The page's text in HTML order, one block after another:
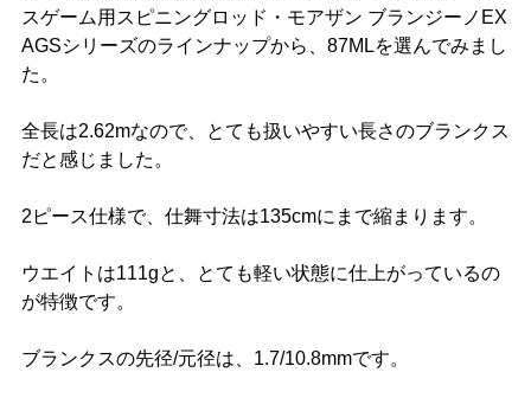
スゲーム用スピニングロッド・モアザン ブランジーノEX
AGSシリーズのラインナップから、87MLを選んでみまし
た。
全長は2.62mなので、とても扱いやすい長さのブランクス
だと感じました。
2ピース仕様で、仕舞寸法は135cmにまで縮まります。
ウエイトは111gと、とても軽い状態に仕上がっているの
が特徴です。
ブランクスの先径/元径は、1.7/10.8mmです。